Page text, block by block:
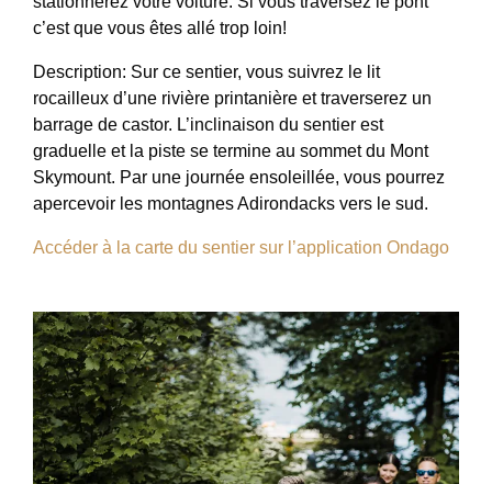
c’est que vous êtes allé trop loin!
Description: Sur ce sentier, vous suivrez le lit
rocailleux d’une rivière printanière et traverserez un
barrage de castor. L’inclinaison du sentier est
graduelle et la piste se termine au sommet du Mont
Skymount. Par une journée ensoleillée, vous pourrez
apercevoir les montagnes Adirondacks vers le sud.
Accéder à la carte du sentier sur l’application Ondago